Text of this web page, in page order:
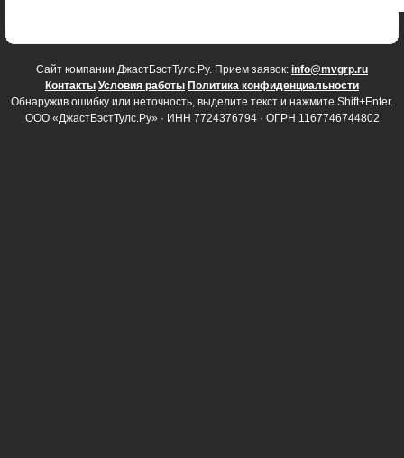
Cайт компании ДжастБэстТулс.Ру. Прием заявок: info@mvgrp.ru
Контакты Условия работы Политика конфиденциальности
Обнаружив ошибку или неточность, выделите текст и нажмите Shift+Enter.
ООО «ДжастБэстТулс.Ру» · ИНН 7724376794 · ОГРН 1167746744802